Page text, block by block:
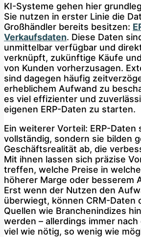
KI-Systeme gehen hier
Sie nutzen in erster Linie die
Großhändler bereits besitzen:
Verkaufsdaten. Diese Daten
unmittelbar verfügbar und
verknüpft, zukünftige Käufe
von Kunden vorherzusagen.
sind dagegen häufig
erheblichem Aufwand zu
es viel effizienter und
eigenen ERP-Daten zu starten.
Ein weiterer Vorteil: ERP-Daten
vollständig, sondern sie bilden
Geschäftsrealität ab, die
Mit ihnen lassen sich präzise
treffen, welche Preise in
höherer Marge oder besserem
Erst wenn der Nutzen den
überwiegt, können CRM-Daten
Quellen wie Branchenindizes
werden – allerdings immer nach
viel wie nötig, so wenig wie